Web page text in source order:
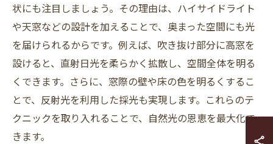
状にも注目しましょう。その理由は、ハイサイドライト
や天窓などの設計を加えることで、奥まった空間にも光
を届けられるからです。例えば、吹き抜け部分に高窓を
設けると、直射日光を柔らかく拡散し、空間全体を明る
くできます。さらに、窓際の壁や床の色を明るくするこ
とで、反射光を利用した採光も実現します。これらのテ
クニックを取り入れることで、自然光の恩恵を最大化で
きます。